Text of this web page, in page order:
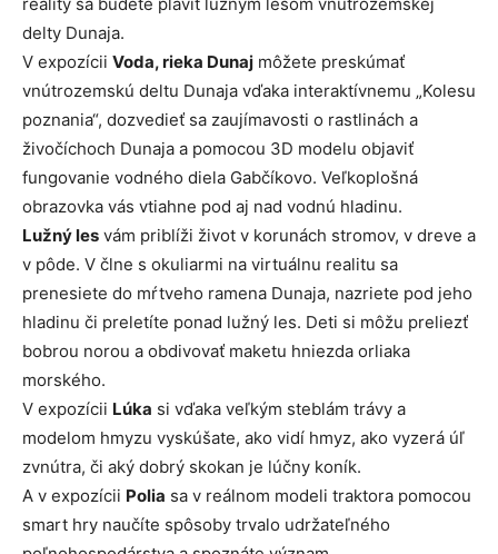
delty Dunaja.
V expozícii Voda, rieka Dunaj môžete preskúmať
vnútrozemskú deltu Dunaja vďaka interaktívnemu „Kolesu
poznania“, dozvedieť sa zaujímavosti o rastlinách a
živočíchoch Dunaja a pomocou 3D modelu objaviť
fungovanie vodného diela Gabčíkovo. Veľkoplošná
obrazovka vás vtiahne pod aj nad vodnú hladinu.
Lužný les vám priblíži život v korunách stromov, v dreve a
v pôde. V člne s okuliarmi na virtuálnu realitu sa
prenesiete do mŕtveho ramena Dunaja, nazriete pod jeho
hladinu či preletíte ponad lužný les. Deti si môžu preliezť
bobrou norou a obdivovať maketu hniezda orliaka
morského.
V expozícii Lúka si vďaka veľkým steblám trávy a
modelom hmyzu vyskúšate, ako vidí hmyz, ako vyzerá úľ
zvnútra, či aký dobrý skokan je lúčny koník.
A v expozícii Polia sa v reálnom modeli traktora pomocou
smart hry naučíte spôsoby trvalo udržateľného